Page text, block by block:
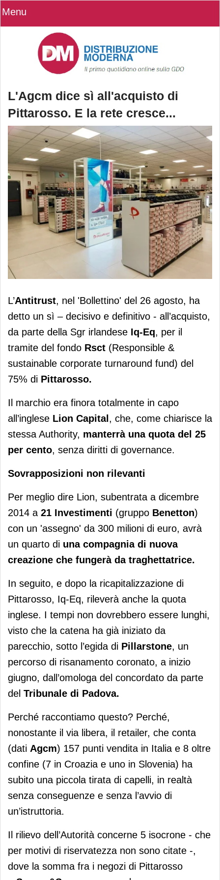
Menu
L'Agcm dice sì all'acquisto di
Pittarosso. E la rete cresce...
L'Agcm dice sì all'acquisto di
Pittarosso. E la rete cresce...
L’Antitrust, nel 'Bollettino' del 26 agosto, ha
detto un sì – decisivo e definitivo - all’acquisto,
da parte della Sgr irlandese Iq-Eq, per il
tramite del fondo Rsct (Responsible &
sustainable corporate turnaround fund) del
75% di Pittarosso.
Il marchio era finora totalmente in capo
all’inglese Lion Capital , che, come chiarisce la
stessa Authority, manterrà una quota del 25
per cento, senza diritti di governance.
Sovrapposizioni non rilevanti
Per meglio dire Lion, subentrata a dicembre
2014 a 21 Investimenti (gruppo Benetton)
con un 'assegno' da 300 milioni di euro, avrà
un quarto di una compagnia di nuova
creazione che fungerà da traghettatrice.
In seguito, e dopo la ricapitalizzazione di
Pittarosso, Iq-Eq, rileverà anche la quota
inglese. I tempi non dovrebbero essere lunghi,
visto che la catena ha già iniziato da
parecchio, sotto l’egida di Pillarstone, un
percorso di risanamento coronato, a inizio
giugno, dall’omologa del concordato da parte
del Tribunale di Padova.
Perché raccontiamo questo? Perché,
nonostante il via libera, il retailer, che conta
(dati Agcm) 157 punti vendita in Italia e 8 oltre
confine (7 in Croazia e uno in Slovenia) ha
subito una piccola tirata di capelli, in realtà
senza conseguenze e senza l’avvio di
un’istruttoria.
Il rilievo dell’Autorità concerne 5 isocrone - che
per motivi di riservatezza non sono citate -,
dove la somma fra i negozi di Pittarosso